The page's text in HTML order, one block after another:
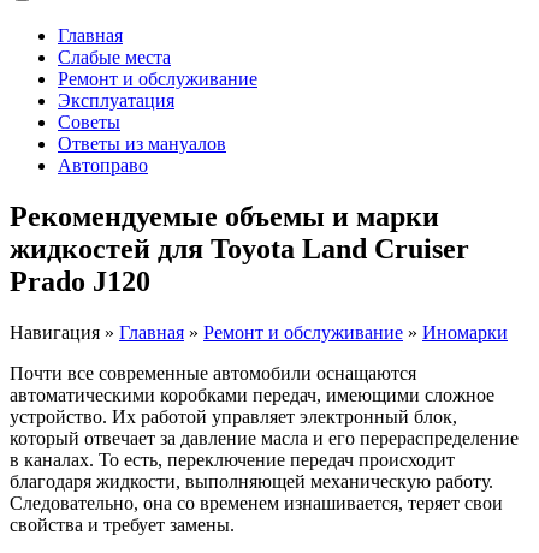
Главная
Слабые места
Ремонт и обслуживание
Эксплуатация
Советы
Ответы из мануалов
Автоправо
Рекомендуемые объемы и марки
жидкостей для Toyota Land Cruiser
Prado J120
Навигация » Главная » Ремонт и обслуживание » Иномарки
Почти все современные автомобили оснащаются
автоматическими коробками передач, имеющими сложное
устройство. Их работой управляет электронный блок,
который отвечает за давление масла и его перераспределение
в каналах. То есть, переключение передач происходит
благодаря жидкости, выполняющей механическую работу.
Следовательно, она со временем изнашивается, теряет свои
свойства и требует замены.